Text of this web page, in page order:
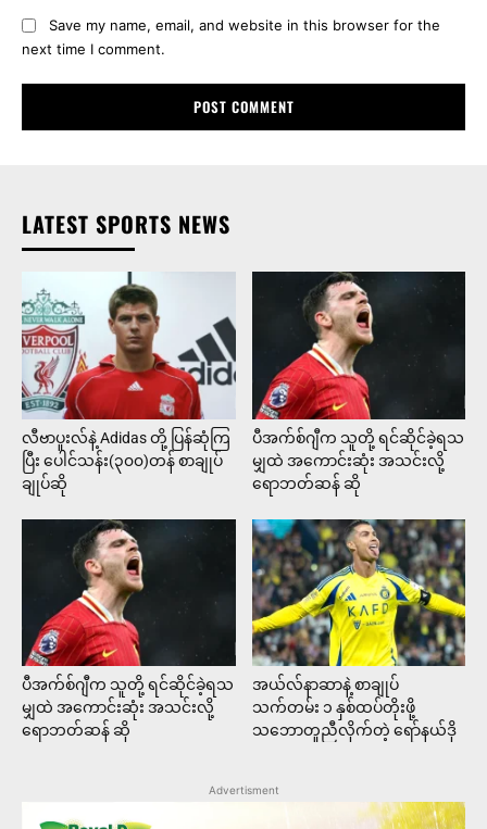
Save my name, email, and website in this browser for the
next time I comment.
LATEST SPORTS NEWS
လီဗာပူးလ်နဲ့ Adidas တို့ ပြန်ဆုံကြ
ပြီး ပေါင်သန်း(၃၀၀)တန် စာချုပ်
ချုပ်ဆို
ပီအက်စ်ဂျီက သူတို့ ရင်ဆိုင်ခဲ့ရသ
မျှထဲ အကောင်းဆုံး အသင်းလို့
ရောဘတ်ဆန် ဆို
ပီအက်စ်ဂျီက သူတို့ ရင်ဆိုင်ခဲ့ရသ
မျှထဲ အကောင်းဆုံး အသင်းလို့
ရောဘတ်ဆန် ဆို
အယ်လ်နာဆာနဲ့ စာချုပ်
သက်တမ်း ၁ နှစ်ထပ်တိုးဖို့
သဘောတူညီလိုက်တဲ့ ရော်နယ်ဒို
Advertisment